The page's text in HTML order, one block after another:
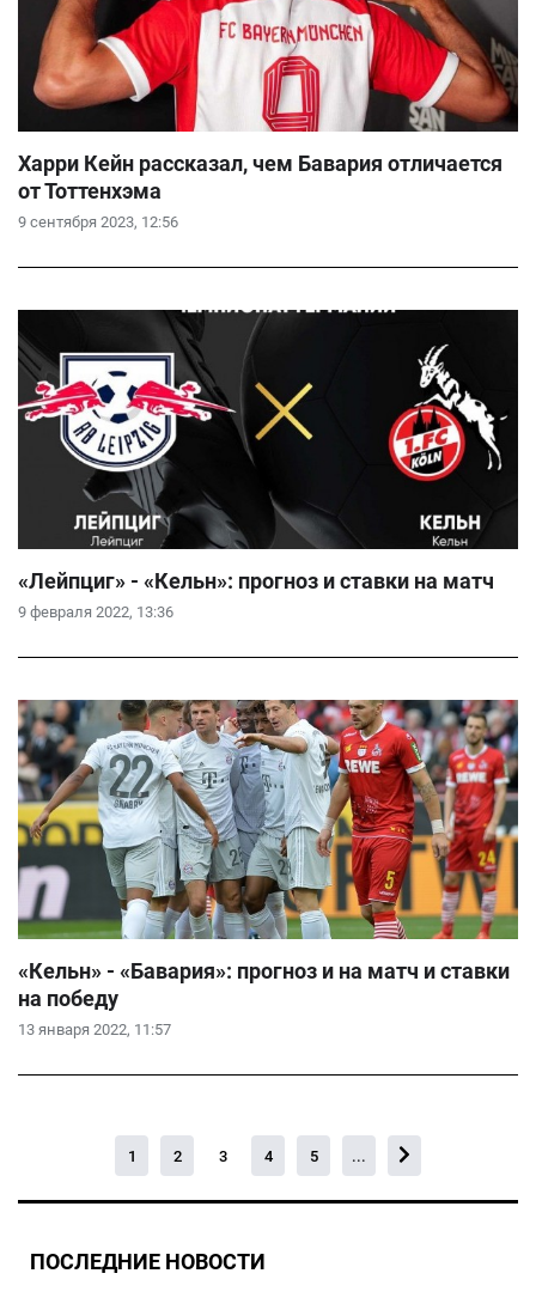
9 сентября 2023, 12:56
Харри Кейн рассказал, чем Бавария отличается
от Тоттенхэма
9 февраля 2022, 13:36
«Лейпциг» - «Кельн»: прогноз и ставки на матч
13 января 2022, 11:57
«Кельн» - «Бавария»: прогноз и на матч и ставки
на победу
1 2 3 4 5 ...
ПОСЛЕДНИЕ НОВОСТИ